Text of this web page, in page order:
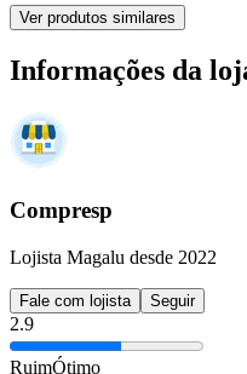
Ver produtos similares
Informações da
Compresp
Lojista Magalu desde 2022
Fale com lojista Seguir
2.9
RuimÓtimo